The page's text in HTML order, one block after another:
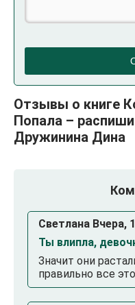
Отзывы о книге
Попала –
Дружинина Дина
Светлана Вчера,
Ты влипла,
Значит они
правильно все